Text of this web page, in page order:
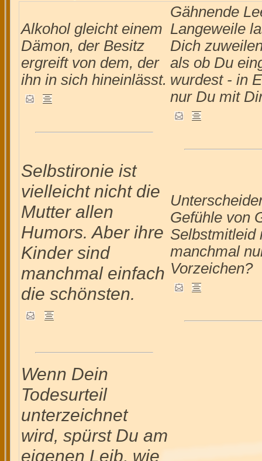
Alkohol gleicht einem
Dämon, der Besitz
ergreift von dem, der
ihn in sich hineinlässt.
Gähnende
Langeweile
Dich
als ob Du
wurdest - in
nur Du mit
Selbstironie ist
vielleicht nicht die
Mutter allen
Humors. Aber ihre
Kinder sind
manchmal einfach
die schönsten.
Gefühle von
Selbstmitleid
manchmal
Vorzeichen?
Wenn Dein
Todesurteil
unterzeichnet
wird, spürst Du am
eigenen Leib, wie